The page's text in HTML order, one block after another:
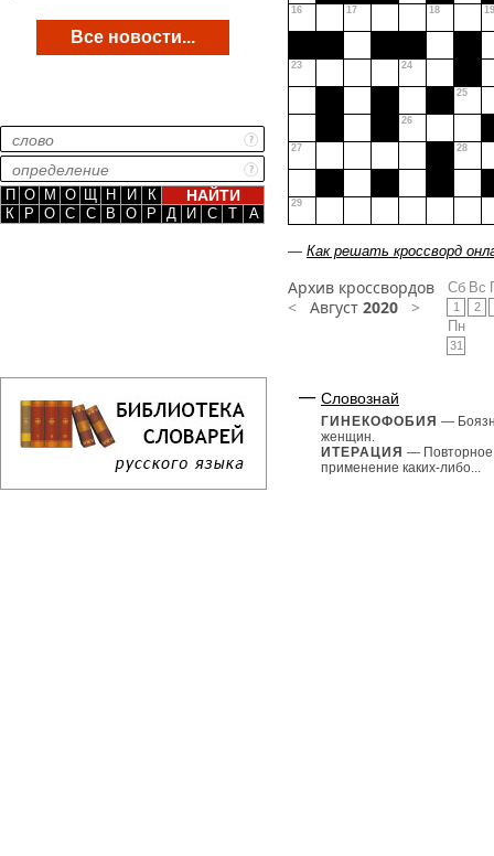
Все новости...
П О М О Щ Н И
К
К
Р О С С В О Р Д И С Т А
16 17 18 19
23 24
25
26
27 28
29
— Как решать кроссворд
Архив кроссвордов
< Август 2020 >
Сб
1
Вс
2
Пн
31
Словознай
ГИНЕКОФОБИЯ —
женщин.
ИТЕРАЦИЯ — Повторное
применение каких-либо...